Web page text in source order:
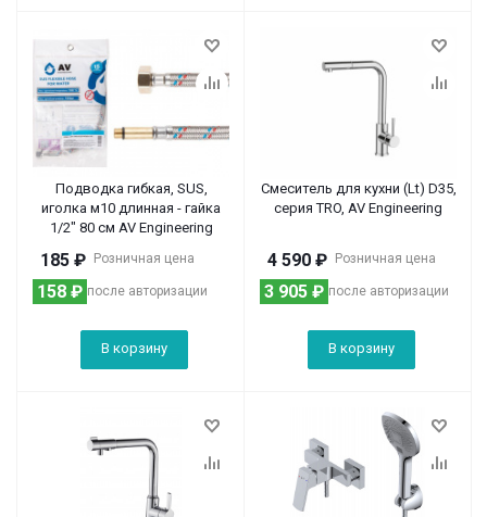
Подводка гибкая, SUS,
иголка м10 длинная - гайка
1/2" 80 см AV Engineering
Розничная цена
185 ₽
после авторизации
158 ₽
В корзину
Смеситель для кухни (Lt) D35,
серия TRO, AV Engineering
Розничная цена
4 590 ₽
после авторизации
3 905 ₽
В корзину